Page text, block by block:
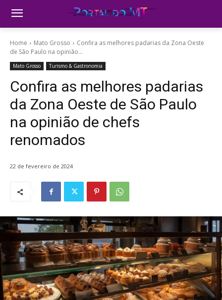
Home Mato Grosso
Confira as melhores padarias da Zona Oeste
de São Paulo na opinião...
Mato Grosso Turismo & Gastronomia
Confira as melhores padarias
da Zona Oeste de São Paulo
na opinião de chefs
renomados
22 de fevereiro de 2024